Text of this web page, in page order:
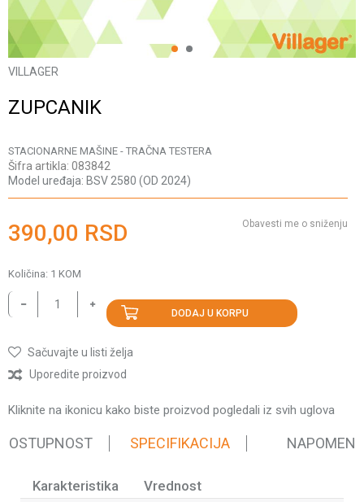
1 2
VILLAGER
ZUPCANIK
STACIONARNE MAŠINE - TRAČNA TESTERA
Šifra artikla: 083842
Model uređaja: BSV 2580 (OD 2024)
390,00 RSD Obavesti me o sniženju
Količina: 1 KOM
DODAJ U KORPU
Sačuvajte u listi želja
Uporedite proizvod
Kliknite na ikonicu kako biste proizvod pogledali iz svih uglova
SPECIFIKACIJA NAPOMENA
Karakteristika Vrednost